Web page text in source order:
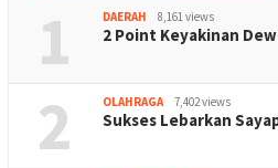
1 DAERAH 8,161 views
2 Point Keyakinan
2 OLAHRAGA 7,402 views
Sukses Lebarkan